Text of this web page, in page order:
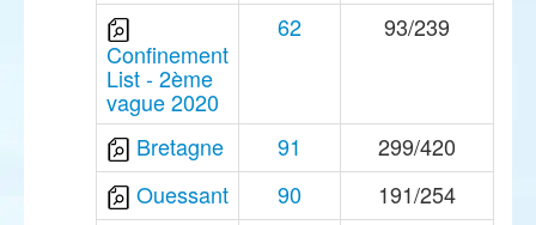
Confinement
List - 2ème
vague 2020
62 93/239
Bretagne 91
299/420
Ouessant
90
191/254